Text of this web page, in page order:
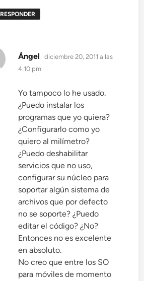
RESPONDER
Ángel dice:
diciembre 20, 2011 a las
4:10 pm
Yo tampoco lo he usado.
¿Puedo instalar los
programas que yo quiera?
¿Configurarlo como yo
quiero al milímetro?
¿Puedo deshabilitar
servicios que no uso,
configurar su núcleo para
soportar algún sistema de
archivos que por defecto
no se soporte? ¿Puedo
editar el código? ¿No?
Entonces no es excelente
en absoluto.
No creo que entre los SO
para móviles de momento